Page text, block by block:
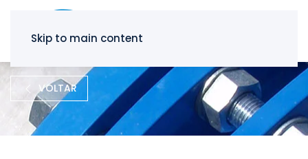
Skip to main content
VOLTAR